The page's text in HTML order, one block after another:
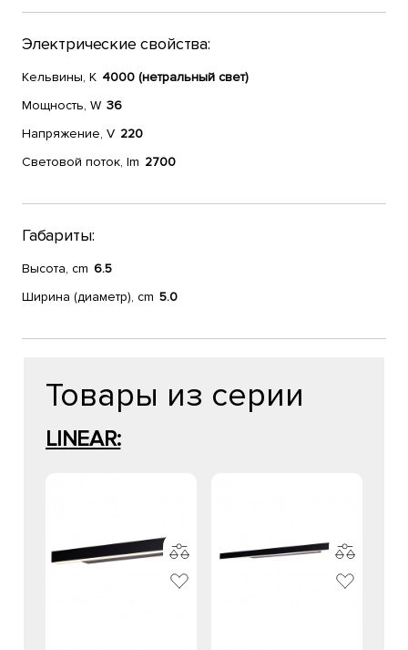
Электрические свойства:
Кельвины, К 4000 (нетральный свет)
Мощность, W 36
Напряжение, V 220
Световой поток, lm 2700
Габариты:
Высота, cm 6.5
Ширина (диаметр), cm 5.0
Товары из серии
LINEAR: